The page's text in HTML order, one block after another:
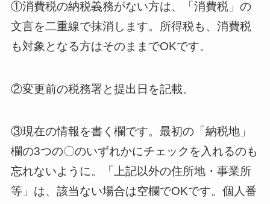
①消費税の納税義務がない方は、「消費税」の
文言を二重線で抹消します。所得税も、消費税
も対象となる方はそのままでOKです。
②変更前の税務署と提出日を記載。
③現在の情報を書く欄です。最初の「納税地」
欄の3つの〇のいずれかにチェックを入れるのも
忘れないように。「上記以外の住所地・事業所
等」は、該当ない場合は空欄でOKです。個人番